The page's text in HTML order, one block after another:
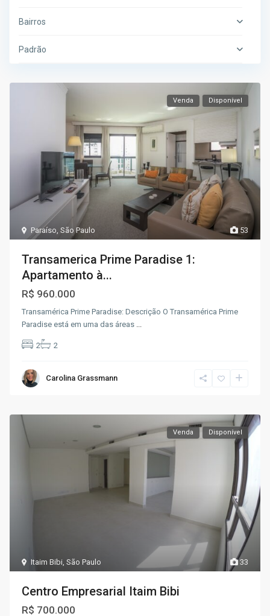
Bairros
Padrão
53
Paraíso ,São Paulo
Venda Disponível
Transamerica Prime Paradise 1:
Apartamento à...
R$ 960.000
Transamérica Prime Paradise: Descrição O Transamérica Prime
Paradise está em uma das áreas
2 2
Carolina Grassmann
33
Itaim Bibi ,São Paulo
Venda Disponível
Centro Empresarial Itaim Bibi
R$ 700.000